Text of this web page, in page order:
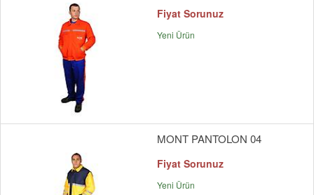
Fiyat Sorunuz
Yeni Ürün
MONT PANTOLON 04
Fiyat Sorunuz
Yeni Ürün